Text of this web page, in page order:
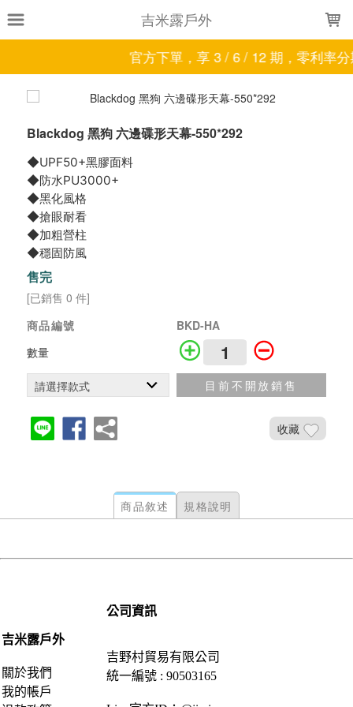
吉米露戶外
官方下單，享 3 / 6 / 12 期，零利率
Blackdog 黑狗 六邊碟形天幕-550*292
◆UPF50+黑膠面料
◆防水PU3000+
◆黑化風格
◆搶眼耐看
◆加粗營柱
◆穩固防風
售完
[已銷售 0 件]
商品編號
BKD-HA
數量
目前不開放銷售
收藏
商品敘述 規格說明